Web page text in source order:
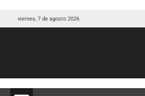
viernes, 7 de agosto 2026